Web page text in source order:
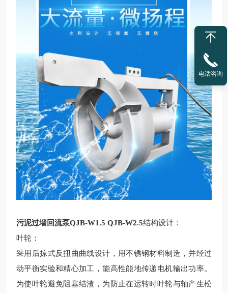
污泥过墙回流泵QJB-W1.5 QJB-W2.5结构设计 ：
叶轮 ：
采用后掠式反扭曲曲线设计，用不锈钢材料制造，并经过
动平衡实验和精心加工，能高性能地传递电机输出功率。
为使叶轮避免阻塞结渣，为防止在运转时叶轮与轴产生松
电话咨询